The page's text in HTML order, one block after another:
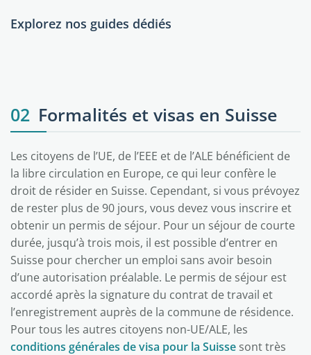
Explorez nos guides dédiés
Genève
02 Formalités et visas en Suisse
Les citoyens de l’UE, de l’EEE et de l’ALE bénéficient de
la libre circulation en Europe, ce qui leur confère le
droit de résider en Suisse. Cependant, si vous prévoyez
de rester plus de 90 jours, vous devez vous inscrire et
obtenir un permis de séjour. Pour un séjour de courte
durée, jusqu’à trois mois, il est possible d’entrer en
Suisse pour chercher un emploi sans avoir besoin
d’une autorisation préalable. Le permis de séjour est
accordé après la signature du contrat de travail et
l’enregistrement auprès de la commune de résidence.
Pour tous les autres citoyens non-UE/ALE, les
conditions générales de visa pour la Suisse sont très